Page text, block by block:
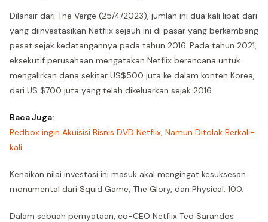
Dilansir dari The Verge (25/4/2023), jumlah ini dua kali lipat dari
yang diinvestasikan Netflix sejauh ini di pasar yang berkembang
pesat sejak kedatangannya pada tahun 2016. Pada tahun 2021,
eksekutif perusahaan mengatakan Netflix berencana untuk
mengalirkan dana sekitar US$500 juta ke dalam konten Korea,
dari US $700 juta yang telah dikeluarkan sejak 2016.
Baca Juga:
Redbox ingin Akuisisi Bisnis DVD Netflix, Namun Ditolak Berkali-
kali
Kenaikan nilai investasi ini masuk akal mengingat kesuksesan
monumental dari Squid Game, The Glory, dan Physical: 100.
Dalam sebuah pernyataan, co-CEO Netflix Ted Sarandos